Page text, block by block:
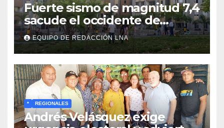
Fuerte sismo de magnitud 7,4
sacude el occidente de
Colombia y deja graves daños
en Chocó
EQUIPO DE REDACCIÓN LNA
* REGIONALES
Andrés Velásquez exige